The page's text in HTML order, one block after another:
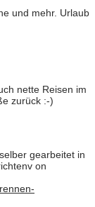
und mehr. Urlaub
nette Reisen im
zurück :-)
gearbeitet in
on